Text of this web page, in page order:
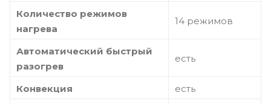
Количество режимов
нагрева
14 режимов
Автоматический быстрый
разогрев
есть
Конвекция
есть